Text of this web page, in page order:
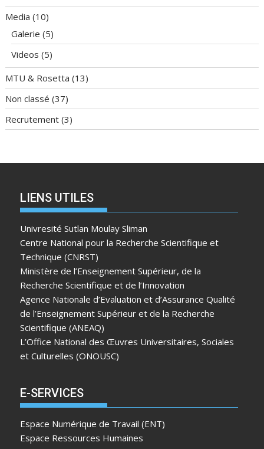
Media (10)
Galerie (5)
Videos (5)
MTU & Rosetta (13)
Non classé (37)
Recrutement (3)
LIENS UTILES
Univresité Sutlan Moulay Sliman
Centre National pour la Recherche Scientifique et
Technique (CNRST)
Ministère de l’Enseignement Supérieur, de la
Recherche Scientifique et de l’Innovation
Agence Nationale d’Evaluation et d’Assurance Qualité
de l’Enseignement Supérieur et de la Recherche
Scientifique (ANEAQ)
L’Office National des Œuvres Universitaires, Sociales
et Culturelles (ONOUSC)
E-SERVICES
Espace Numérique de Travail (ENT)
Espace Ressources Humaines